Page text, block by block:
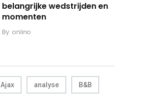
belangrijke wedstrijden en
momenten
By onlino
Ajax analyse B&B